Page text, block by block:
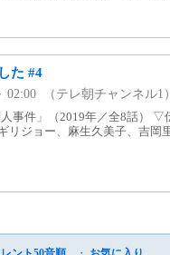
た #4
02:00 （テレ朝チャンネル1
事件」（2019年／全8話） ▽
リジョー、麻生久美子、吉